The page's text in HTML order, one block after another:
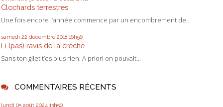
Clochards terrestres
Une fois encore l’année commence par un encombrement de...
samedi 22 décembre 2018 16h56
Li (pas) ravis de la crèche
Sans ton gilet t’es plus rien. A priori on pouvait...
COMMENTAIRES RÉCENTS
lundi 05 août 2024 13h50